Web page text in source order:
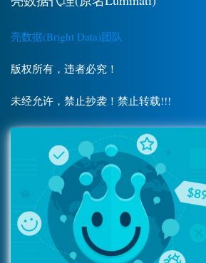
亮数据(Bright Data)团队
版权所有，违者必究！
未经允许，禁止抄袭！禁止转载!!!